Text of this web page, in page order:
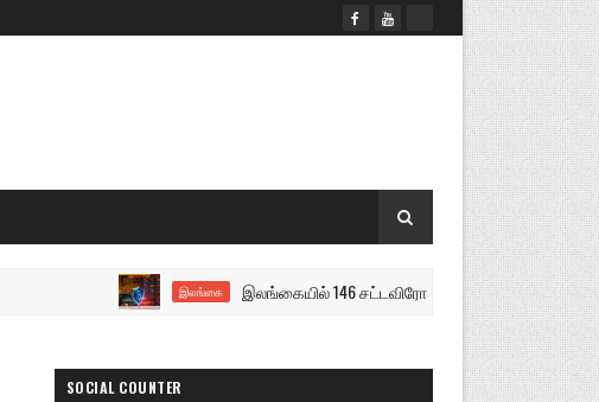
இலங்கை இலங்கையில் 146 சட்டவிரோத சூதாட்ட இணையதளங்களை
SOCIAL COUNTER